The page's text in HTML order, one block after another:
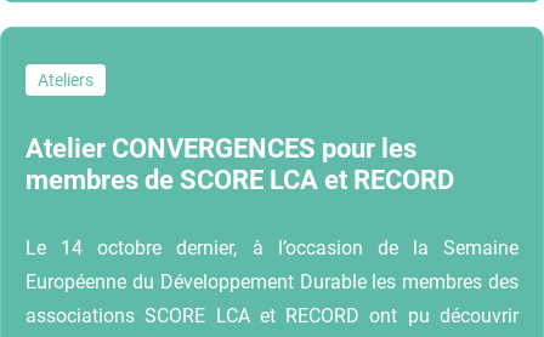
Ateliers
Atelier CONVERGENCES pour les
membres de SCORE LCA et RECORD
Le 14 octobre dernier, à l’occasion de la Semaine
Européenne du Développement Durable les membres des
associations SCORE LCA et RECORD ont pu découvrir